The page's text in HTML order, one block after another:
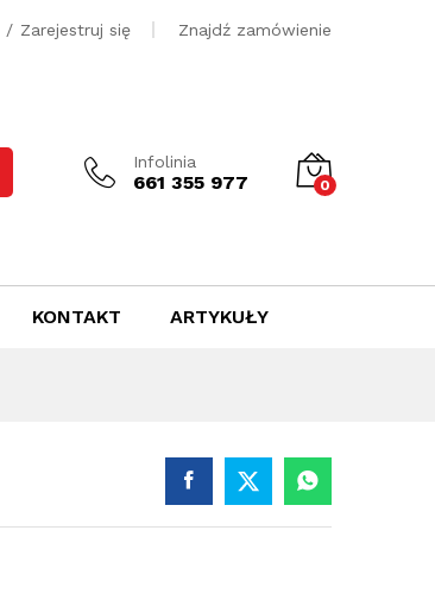
/ Zarejestruj się Znajdź zamówienie
Infolinia
661 355 977 0
KONTAKT ARTYKUŁY
500zł Dodaj do koszyka